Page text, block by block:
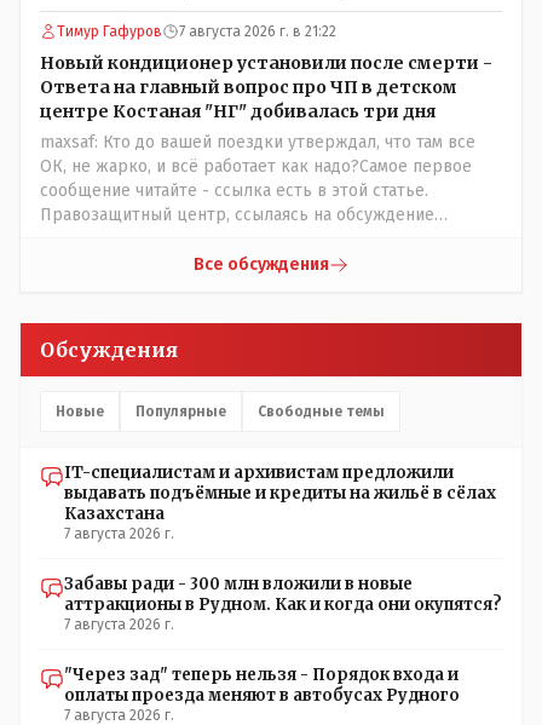
Хоть и переименованные)
Тимур Гафуров 7 августа 2026 г. в 21:22
Новый кондиционер установили после смерти -
Ответа на главный вопрос про ЧП в детском
центре Костаная "НГ" добивалась три дня
maxsaf: Кто до вашей поездки утверждал, что там все
ОК, не жарко, и всё работает как надо?Самое первое
сообщение читайте - ссылка есть в этой статье.
Правозащитный центр, ссылаясь на обсуждение
прислали ему в виде аудиосообщений, пишет, что
настоящему времени их установили только в
помещениях, предназначенных для административно-
установлены кондиционеры, питьевой и температурный
противоречие. Вы считаете иначе?
Все обсуждения
Обсуждения
Новые Популярные Свободные темы
IT-специалистам и архивистам предложили
выдавать подъёмные и кредиты на жильё в сёлах
Казахстана
7 августа 2026 г.
Забавы ради - 300 млн вложили в новые
аттракционы в Рудном. Как и когда они окупятся?
7 августа 2026 г.
"Через зад" теперь нельзя - Порядок входа и
оплаты проезда меняют в автобусах Рудного
7 августа 2026 г.